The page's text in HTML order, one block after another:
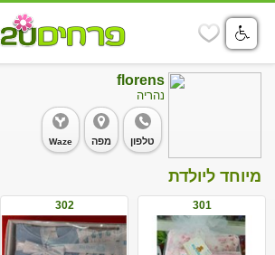
נהריה
Waze מפה טלפון
מיוחד ליולדת
301
302